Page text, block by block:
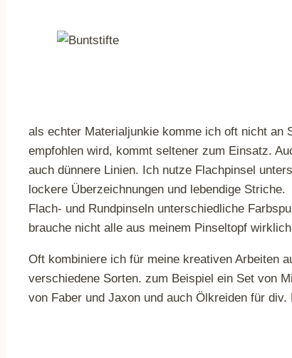
als echter Materialjunkie komme ich oft nicht an
empfohlen wird, kommt seltener zum Einsatz.
auch dünnere Linien. Ich nutze Flachpinsel
lockere Überzeichnungen und lebendige
Flach- und Rundpinseln unterschiedliche
brauche nicht alle aus meinem Pinseltopf
Oft kombiniere ich für meine kreativen Arbeiten
verschiedene Sorten. zum Beispiel ein Set von
von Faber und Jaxon und auch Ölkreiden für